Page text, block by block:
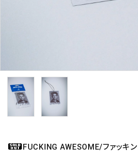
FUCKING AWESOME/ファッキ